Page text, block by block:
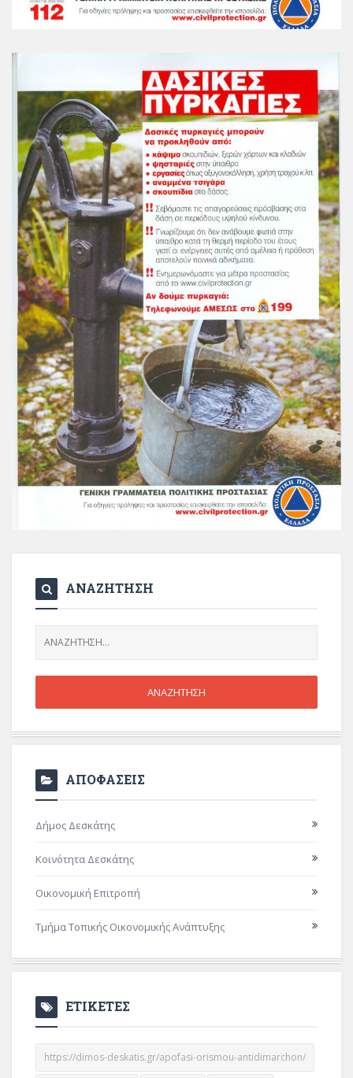
ΑΝΑΖΗΤΗΣΗ
ΑΠΟΦΑΣΕΙΣ
Δήμος Δεσκάτης
Κοινότητα Δεσκάτης
Οικονομική Επιτροπή
Τμήμα Τοπικής Οικονομικής Ανάπτυξης
ΕΤΙΚΕΤΕΣ
https://dimos-deskatis.gr/apofasi-orismou-antidimarchon/